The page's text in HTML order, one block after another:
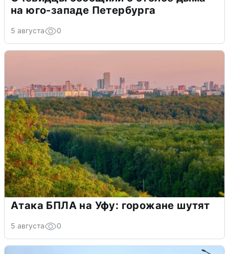
на юго-западе Петербурга
5 августа 0
Атака БПЛА на Уфу: горожане шутят
5 августа 0